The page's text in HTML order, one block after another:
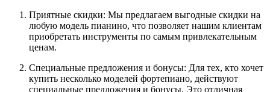
Приятные скидки: Мы предлагаем выгодные скидки на
любую модель пианино, что позволяет нашим клиентам
приобретать инструменты по самым привлекательным
ценам.
Специальные предложения и бонусы: Для тех, кто хочет
купить несколько моделей фортепиано, действуют
специальные предложения и бонусы. Это отличная